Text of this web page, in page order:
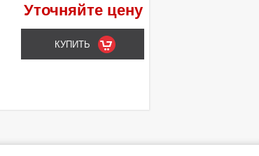
Уточняйте цену